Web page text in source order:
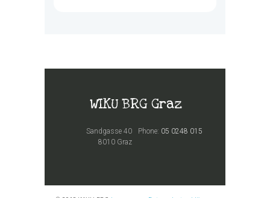
WIKU BRG Graz
Phone: 05 0248 015
Sandgasse 40
8010 Graz